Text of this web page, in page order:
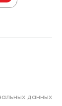
данных